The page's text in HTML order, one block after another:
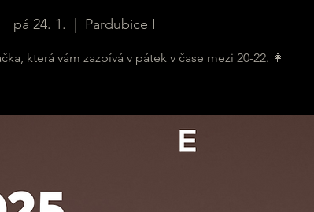
pá 24. 1. Pardubice I
která vám zazpívá v pátek v čase mezi 20-22. 👩